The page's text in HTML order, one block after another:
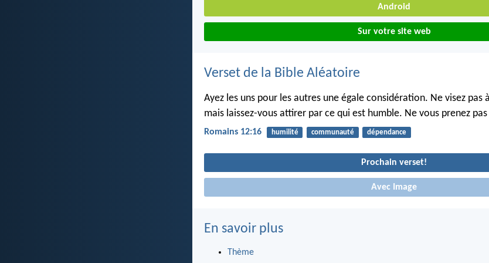
Android
Sur votre site web
Verset de la Bible Aléatoire
Ayez les uns pour les autres une égale considération. Ne visez pas
mais laissez-vous attirer par ce qui est humble. Ne vous prenez pas
Romains 12:16 humilité communauté dépendance
Prochain verset!
Avec Image
En savoir plus
Thème